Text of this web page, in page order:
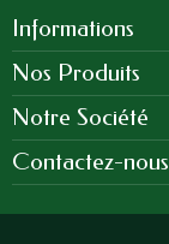
Informations
Nos Produits
Notre Société
Contactez-nous